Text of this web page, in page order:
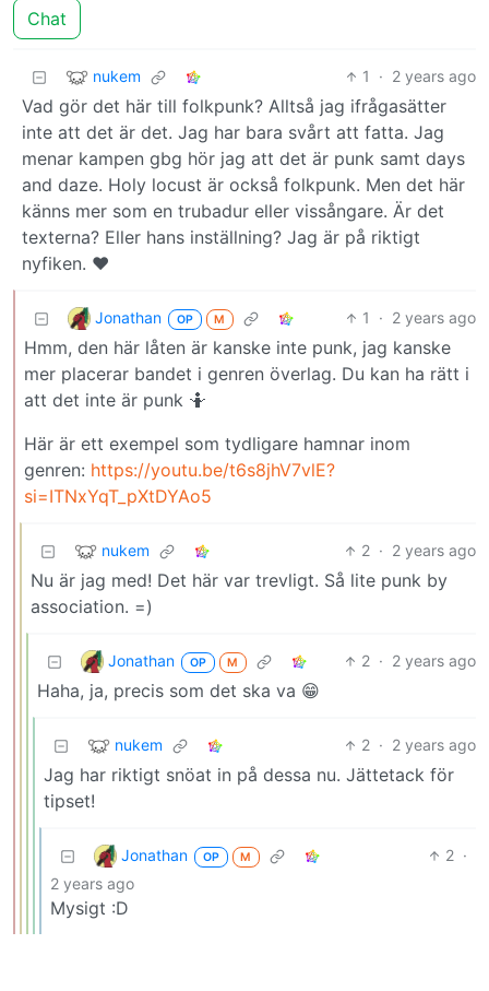
Chat
nukem 1 · 2 years ago
Vad gör det här till folkpunk? Alltså jag ifrågasätter
inte att det är det. Jag har bara svårt att fatta. Jag
menar kampen gbg hör jag att det är punk samt days
and daze. Holy locust är också folkpunk. Men det här
känns mer som en trubadur eller vissångare. Är det
texterna? Eller hans inställning? Jag är på riktigt
nyfiken. ❤️
Jonathan OP M 1 · 2 years ago
Hmm, den här låten är kanske inte punk, jag kanske
mer placerar bandet i genren överlag. Du kan ha rätt i
att det inte är punk 🤷
Här är ett exempel som tydligare hamnar inom
genren: https://youtu.be/t6s8jhV7vlE?
si=ITNxYqT_pXtDYAo5
nukem 2 · 2 years ago
Nu är jag med! Det här var trevligt. Så lite punk by
association. =)
Jonathan OP M 2 · 2 years ago
Haha, ja, precis som det ska va 😁
nukem 2 · 2 years ago
Jag har riktigt snöat in på dessa nu. Jättetack för
tipset!
Jonathan OP M 2 ·
2 years ago
Mysigt :D